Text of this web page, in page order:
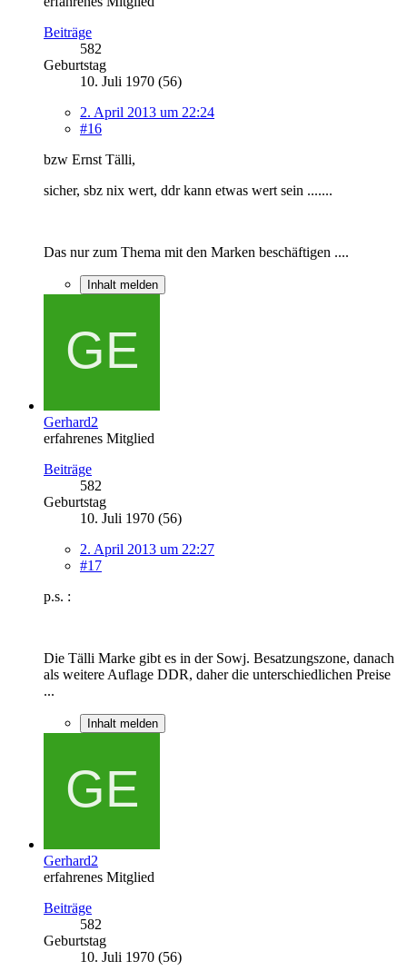
Beiträge
582
Geburtstag
10. Juli 1970 (56)
2. April 2013 um 22:24
#16
bzw Ernst Tälli,
sicher, sbz nix wert, ddr kann etwas wert sein .......
Das nur zum Thema mit den Marken beschäftigen ....
Inhalt melden
Gerhard2
erfahrenes Mitglied
Beiträge
582
Geburtstag
10. Juli 1970 (56)
2. April 2013 um 22:27
#17
p.s. :
Die Tälli Marke gibt es in der Sowj. Besatzungszone, danach
als weitere Auflage DDR, daher die unterschiedlichen Preise
...
Inhalt melden
Gerhard2
erfahrenes Mitglied
Beiträge
582
Geburtstag
10. Juli 1970 (56)